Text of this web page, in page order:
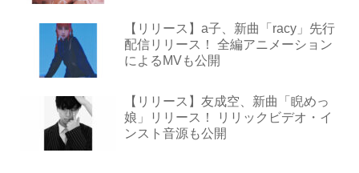
【リリース】a子、新曲「racy」先行
配信リリース！ 全編アニメーション
によるMVも公開
【リリース】友成空、新曲「睨めっ
娘」リリース！ リリックビデオ・イ
ンスト音源も公開